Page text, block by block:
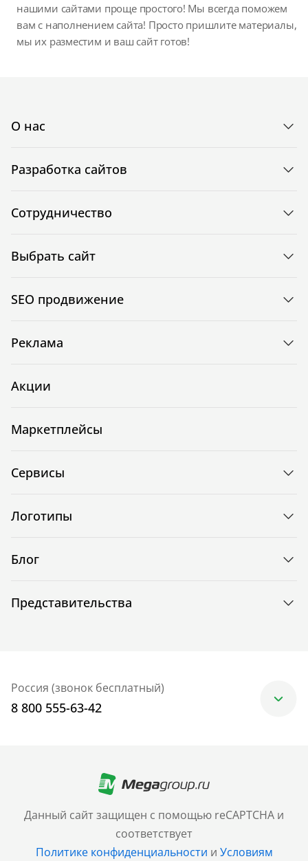
нашими сайтами проще простого! Мы всегда поможем
вам с наполнением сайта! Просто пришлите материалы,
мы их разместим и ваш сайт готов!
Данный сайт защищен с помощью reCAPTCHA и
соответствует
Политике конфиденциальности и Условиям
О нас
Разработка сайтов
Сотрудничество
Выбрать сайт
SEO продвижение
Реклама
Акции
Маркетплейсы
Сервисы
Логотипы
Блог
Представительства
Россия (звонок бесплатный)
8 800 555-63-42
+7 (499) 705-30-10
Санкт-Петербург
+7 (812) 600-77-33